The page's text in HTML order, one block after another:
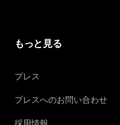
もっと見る
プレス
プレスへのお問い合わせ